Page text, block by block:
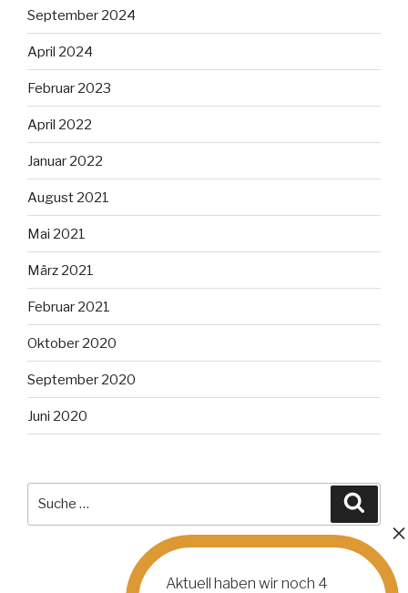
September 2024
April 2024
Februar 2023
April 2022
Januar 2022
August 2021
Mai 2021
März 2021
Februar 2021
Oktober 2020
September 2020
Juni 2020
Aktuell haben wir noch 4